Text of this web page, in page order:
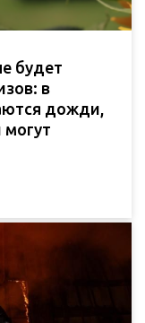
будет
в
дожди,